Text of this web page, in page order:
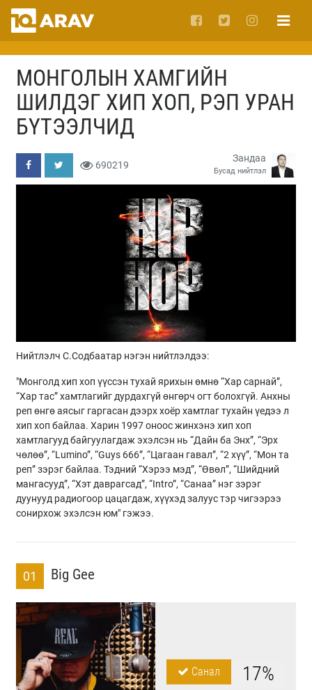
МОНГОЛЫН ХАМГИЙН
ШИЛДЭГ ХИП ХОП, РЭП УРАН
БҮТЭЭЛЧИД
690219
Зандаа
Бусад нийтлэл
Нийтлэлч С.Содбаатар нэгэн нийтлэлдээ:
"Монголд хип хоп үүссэн тухай ярихын өмнө “Хар сарнай”,
“Хар тас” хамтлагийг дурдахгүй өнгөрч огт болохгүй. Анхны
реп өнгө аясыг гаргасан дээрх хоёр хамтлаг тухайн үедээ л
хип хоп байлаа. Харин 1997 оноос жинхэнэ хип хоп
хамтлагууд байгуулагдаж эхэлсэн нь “Дайн ба Энх”, “Эрх
чөлөө”, “Lumino”, “Guys 666”, “Цагаан гавал”, “2 хүү”, “Мон та
реп” зэрэг байлаа. Тэдний “Хэрээ мэд”, “Өвөл”, “Шийдний
мангасууд”, “Хэт даврагсад”, “Intro”, “Санаа” нэг зэрэг
дуунууд радиогоор цацагдаж, хүүхэд залуус тэр чигээрээ
сонирхож эхэлсэн юм" гэжээ.
01 Big Gee
Санал 17%